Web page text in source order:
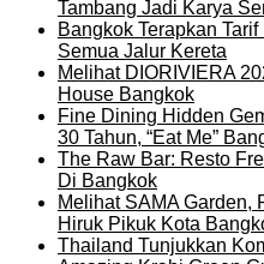
Tambang Jadi Karya
Bangkok Terapkan
Semua Jalur Kereta
Melihat DIORIVIERA
House Bangkok
Fine Dining Hidden
30 Tahun, “Eat Me”
The Raw Bar: Resto
Di Bangkok
Melihat SAMA Garden,
Hiruk Pikuk Kota
Thailand Tunjukkan